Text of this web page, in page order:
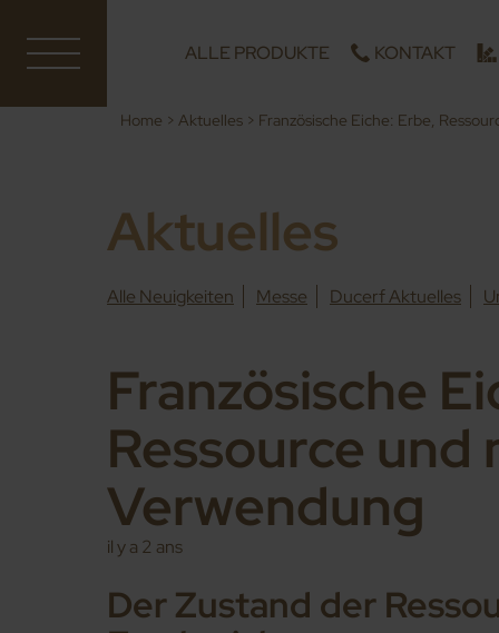
ALLE PRODUKTE KONTAKT
Home > Aktuelles > Französische Eiche: Erbe,
Aktuelles
Alle Neuigkeiten Messe Ducerf Aktuelles
Französische
Ressource und
Verwendung
il y a 2 ans
Der Zustand der